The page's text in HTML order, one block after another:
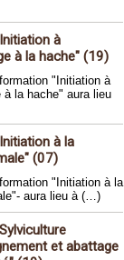
à
à la hache" (19)
"Initiation à
à la hache" aura lieu
à la
(07)
"Initiation à la
aura lieu à (…)
et abattage